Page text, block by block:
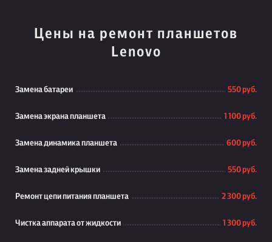
Цены на ремонт планшетов
Lenovo
Замена батареи 550 руб.
Замена экрана планшета 1 100 руб.
Замена динамика планшета 600 руб.
Замена задней крышки 550 руб.
Ремонт цепи питания планшета 2 300 руб.
Чистка аппарата от жидкости 1 300 руб.